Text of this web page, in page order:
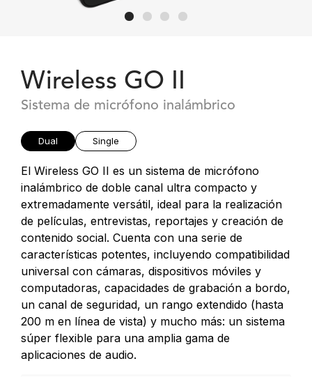
Wireless GO II
Sistema de micrófono inalámbrico
Dual Single
El Wireless GO II es un sistema de micrófono
inalámbrico de doble canal ultra compacto y
extremadamente versátil, ideal para la realización
de películas, entrevistas, reportajes y creación de
contenido social. Cuenta con una serie de
características potentes, incluyendo compatibilidad
universal con cámaras, dispositivos móviles y
computadoras, capacidades de grabación a bordo,
un canal de seguridad, un rango extendido (hasta
200 m en línea de vista) y mucho más: un sistema
súper flexible para una amplia gama de
aplicaciones de audio.